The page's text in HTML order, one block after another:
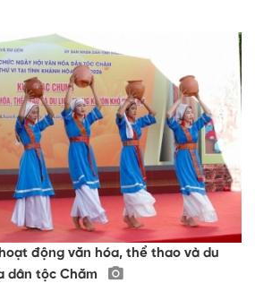
động văn hóa, thể thao và du
dân tộc Chăm